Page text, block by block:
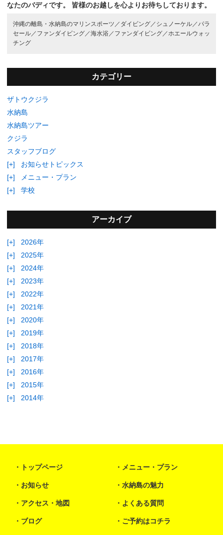
なたのバディです。
皆様のお越しを心よりお待ちしております。
沖縄の離島・水納島のマリンスポーツ／ ダイビング／ シュノーケル／パラ
セール／ ファンダイビング／海水浴／ ファンダイビング／ホエールウォッ
チング
カテゴリー
ザトウクジラ
水納島
水納島ツアー
クジラ
スタッフブログ
[+]
お知らせトピックス
[+]
メニュー・プラン
[+]
学校
アーカイブ
[+]
2026年
[+]
2025年
[+]
2024年
[+]
2023年
[+]
2022年
[+]
2021年
[+]
2020年
[+]
2019年
[+]
2018年
[+]
2017年
[+]
2016年
[+]
2015年
[+]
2014年
トップページ メニュー・プラン
お知らせ 水納島の魅力
アクセス・地図 よくある質問
ブログ ご予約はコチラ